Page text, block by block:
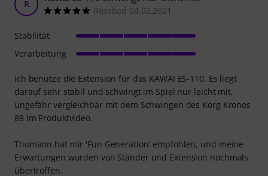
R
Rossbad 04.02.2021
Ich benutze die Extension für das KAWAI ES-110. Es liegt
darauf sehr stabil und schwingt im Spiel nur leicht mit,
ungefähr vergleichbar mit dem Schwingen des Korg Kronos
88 im Produktvideo.
Thomann hat mir 'Fun Generation' empfohlen, und meine
Erwartungen wurden von Ständer und Extension nochmals
übertroffen.
Stabilität
Verarbeitung